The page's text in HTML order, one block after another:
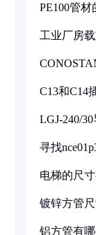
PE100管
工业厂房
C13和C14
LGJ-240/
寻找
电梯的尺
镀锌方管
铝方管有